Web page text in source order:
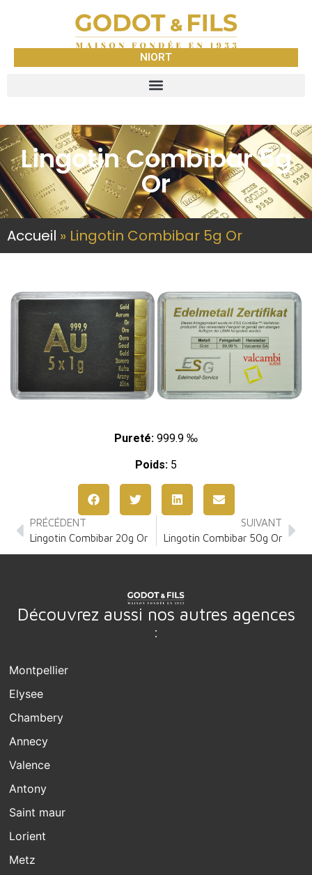
NIORT
Lingotin Combibar 5g
Or
Accueil » Lingotin Combibar 5g Or
Pureté: 999.9 ‰
Poids: 5
PRÉCÉDENT
Lingotin Combibar 20g Or
SUIVANT
Lingotin Combibar 50g Or
Découvrez aussi nos autres agences
:
Montpellier
Elysee
Chambery
Annecy
Valence
Antony
Saint maur
Lorient
Metz